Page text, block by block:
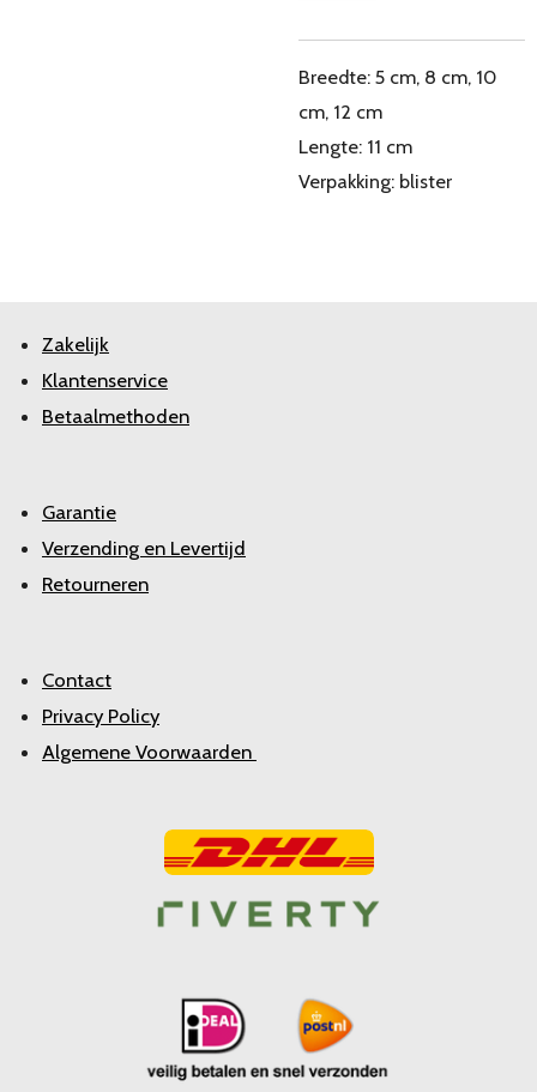
Breedte: 5 cm, 8 cm, 10
cm, 12 cm
Lengte: 11 cm
Verpakking: blister
Zakelijk
Klantenservice
Betaalmethoden
Garantie
Verzending en Levertijd
Retourneren
Contact
Privacy Policy
Algemene Voorwaarden